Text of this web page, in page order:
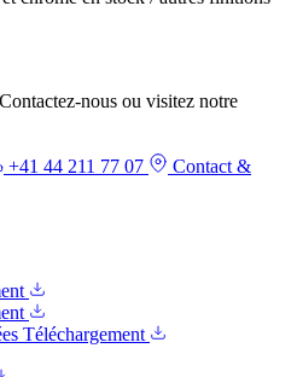
nous ou visitez notre
+41 44 211 77 07
Contact &
Téléchargement